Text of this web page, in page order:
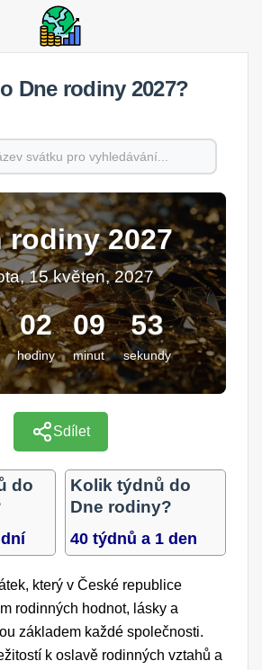
Dne rodiny 2027?
rodiny 2027
15 květen, 2027
02
hodiny
09
minut
53
sekundy
Sdílet
do
Kolik týdnů do
Dne rodiny?
40 týdnů a 1 den
který v České republice
rodinných hodnot, lásky a
základem každé společnosti.
k oslavě rodinných vztahů a